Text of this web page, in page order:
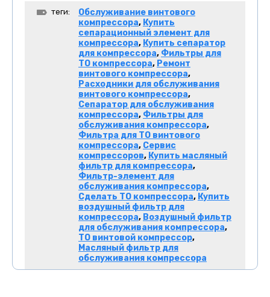
теги:
Обслуживание винтового
компрессора, Купить
сепарационный элемент для
компрессора, Купить сепаратор
для компрессора, Фильтры для
ТО компрессора, Ремонт
винтового компрессора,
Расходники для обслуживания
винтового компрессора,
Сепаратор для обслуживания
компрессора, Фильтры для
обслуживания компрессора,
Фильтра для ТО винтового
компрессора, Сервис
компрессоров, Купить масляный
фильтр для компрессора,
Фильтр-элемент для
обслуживания компрессора,
Сделать ТО компрессора, Купить
воздушный фильтр для
компрессора, Воздушный фильтр
для обслуживания компрессора,
ТО винтовой компрессор,
Масляный фильтр для
обслуживания компрессора